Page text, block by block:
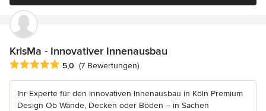
KrisMa - Innovativer Innenausbau
Durchschnittliche Bewertung: 5 von 5 Sternen
5,0 (7 Bewertungen)
Ihr Experte für den innovativen Innenausbau in Köln Premium
Design Ob Wände, Decken oder Böden – in Sachen